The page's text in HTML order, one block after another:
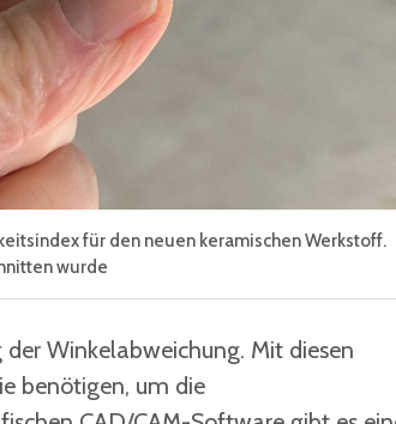
für den neuen keramischen Werkstoff.
wurde
Winkelabweichung. Mit diesen
benötigen, um die